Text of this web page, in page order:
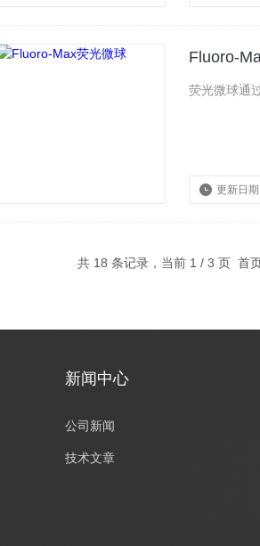
Fluoro-
荧光微球通
更新日
共 18 条记录，当前 1 / 3 页 首
新闻中心
公司新闻
技术文章